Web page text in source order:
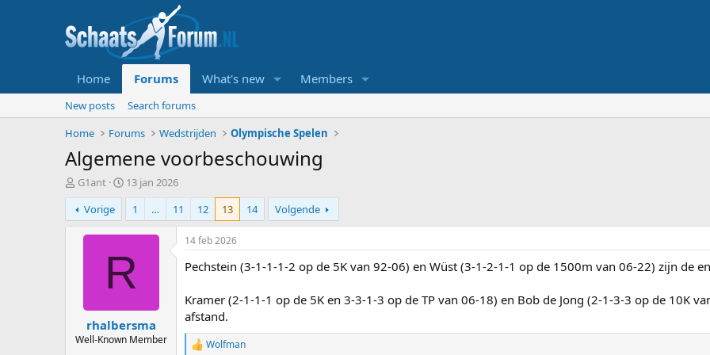
Home Forums What's new Members
New posts
Search forums
Home
Forums Wedstrijden Olympische Spelen
Algemene voorbeschouwing
T
o
p
i
r
G1ant
S
t
r
t
a
t
m
13 jan 2026
Vorige
1 … 11 12 13 14 Volgende
R
rhalbersma
Well-Known Member
14 feb 2026
Pechstein (3-1-1-1-2 op de 5K van 92-06) en Wüst (3-1-2-1-1 op de 1500m van 06-22) zijn de
Kramer (2-1-1-1 op de 5K en 3-3-1-3 op de TP van 06-18) en Bob de Jong (2-1-3-3 op de 10K
afstand.
R Wolfman